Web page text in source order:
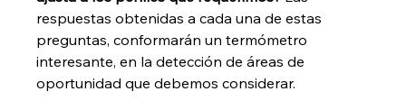
respuestas obtenidas a cada una de estas
preguntas, conformarán un termómetro
interesante, en la detección de áreas de
oportunidad que debemos considerar.